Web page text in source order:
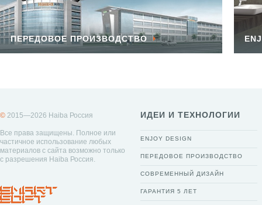
ПЕРЕДОВОЕ ПРОИЗВОДСТВО
© 2015—2026 Haiba Россия
Все права защищены. Полное или
частичное использование любых
материалов с сайта возможно только
с разрешения Haiba Россия.
ИДЕИ И ТЕХНОЛОГИИ
ENJOY DESIGN
ПЕРЕДОВОЕ ПРОИЗВОДСТВО
СОВРЕМЕННЫЙ ДИЗАЙН
ГАРАНТИЯ 5 ЛЕТ